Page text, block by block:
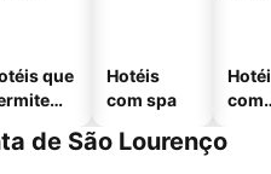
que
Hotéis
com spa
com
de São Lourenço